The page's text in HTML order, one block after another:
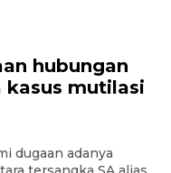
hubungan
kasus mutilasi
dugaan adanya